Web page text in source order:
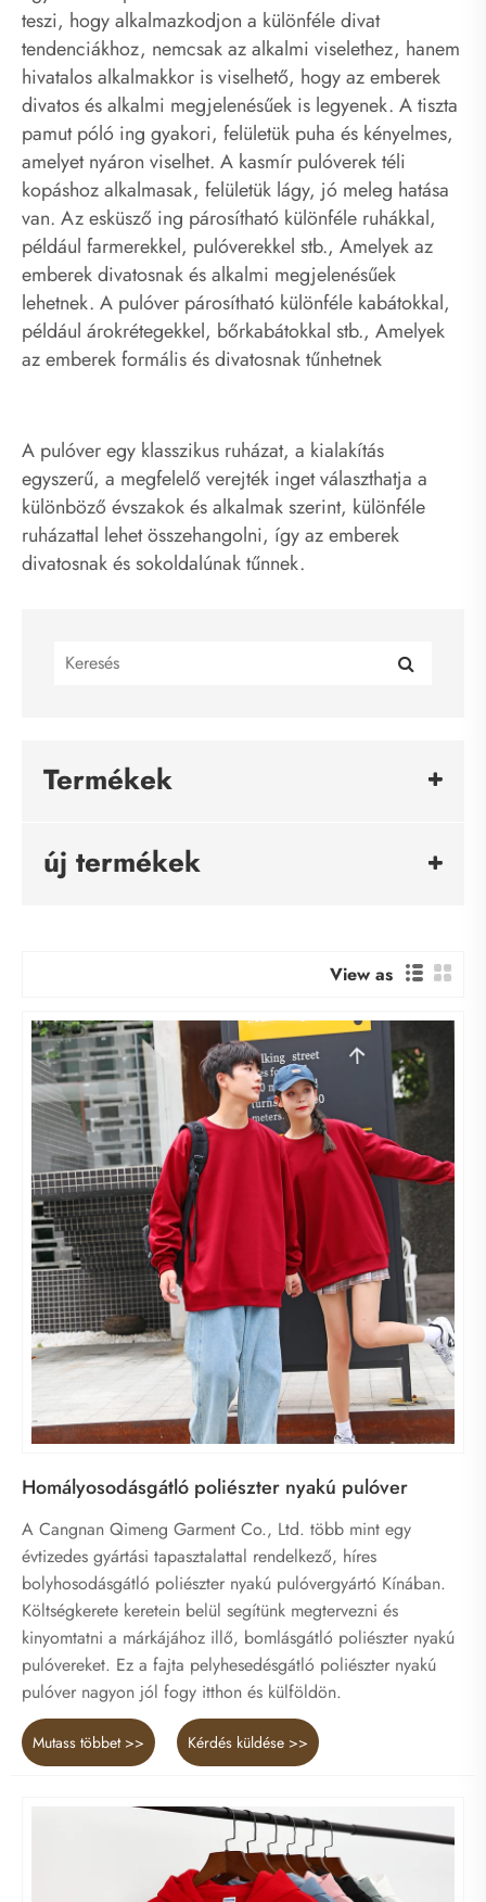
teszi, hogy alkalmazkodjon a különféle divat
tendenciákhoz, nemcsak az alkalmi viselethez, hanem
hivatalos alkalmakkor is viselhető, hogy az emberek
divatos és alkalmi megjelenésűek is legyenek. A tiszta
pamut póló ing gyakori, felületük puha és kényelmes,
amelyet nyáron viselhet. A kasmír pulóverek téli
kopáshoz alkalmasak, felületük lágy, jó meleg hatása
van. Az esküsző ing párosítható különféle ruhákkal,
például farmerekkel, pulóverekkel stb., Amelyek az
emberek divatosnak és alkalmi megjelenésűek
lehetnek. A pulóver párosítható különféle kabátokkal,
például árokrétegekkel, bőrkabátokkal stb., Amelyek
az emberek formális és divatosnak tűnhetnek
A pulóver egy klasszikus ruházat, a kialakítás
egyszerű, a megfelelő verejték inget választhatja a
különböző évszakok és alkalmak szerint, különféle
ruházattal lehet összehangolni, így az emberek
divatosnak és sokoldalúnak tűnnek.
Termékek
új termékek
View as
Homályosodásgátló poliészter nyakú pulóver
A Cangnan Qimeng Garment Co., Ltd. több mint egy
évtizedes gyártási tapasztalattal rendelkező, híres
bolyhosodásgátló poliészter nyakú pulóvergyártó Kínában.
Költségkerete keretein belül segítünk megtervezni és
kinyomtatni a márkájához illő, bomlásgátló poliészter nyakú
pulóvereket. Ez a fajta pelyhesedésgátló poliészter nyakú
pulóver nagyon jól fogy itthon és külföldön.
Mutass többet >> Kérdés küldése >>